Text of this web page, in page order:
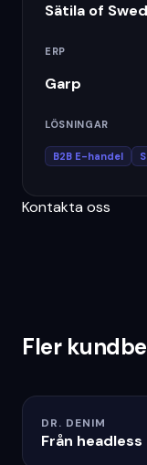
Sätila of
ERP
Garp
LÖSNINGAR
B2B E-handel
Kontakta oss
Fler
DR. DENIM
Från